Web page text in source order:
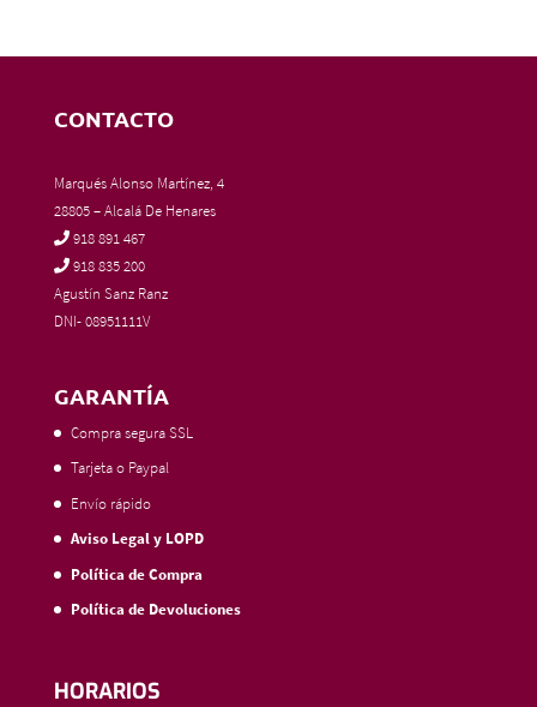
CONTACTO
Marqués Alonso Martínez, 4
28805 – Alcalá De Henares
918 891 467
918 835 200
Agustín Sanz Ranz
DNI- 08951111V
GARANTÍA
Compra segura SSL
Tarjeta o Paypal
Envío rápido
Aviso Legal y LOPD
Política de Compra
Política de Devoluciones
HORARIOS